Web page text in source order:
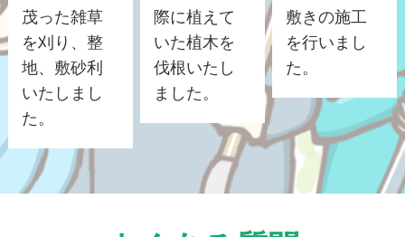
茂った雑草
を刈り、整
地、敷砂利
いたしまし
た。
際に植えて
いた植木を
伐根いたし
ました。
敷きの施工
を行いまし
た。